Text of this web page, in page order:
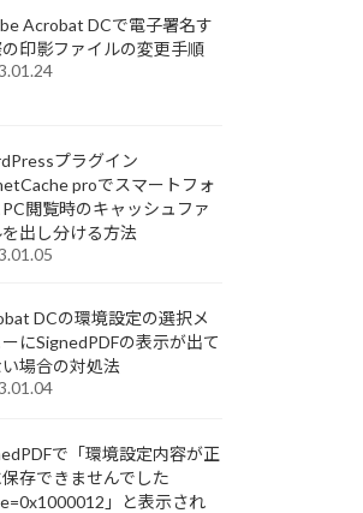
Acrobat DCで電子署名す
印影ファイルの変更手順
プラグイン
proでスマートフォ
PC閲覧時のキャッシュファ
出し分ける方法
DCの環境設定の選択メ
にSignedPDFの表示が出て
い場合の対処法
で「環境設定内容が正
存できませんでした
」と表示され